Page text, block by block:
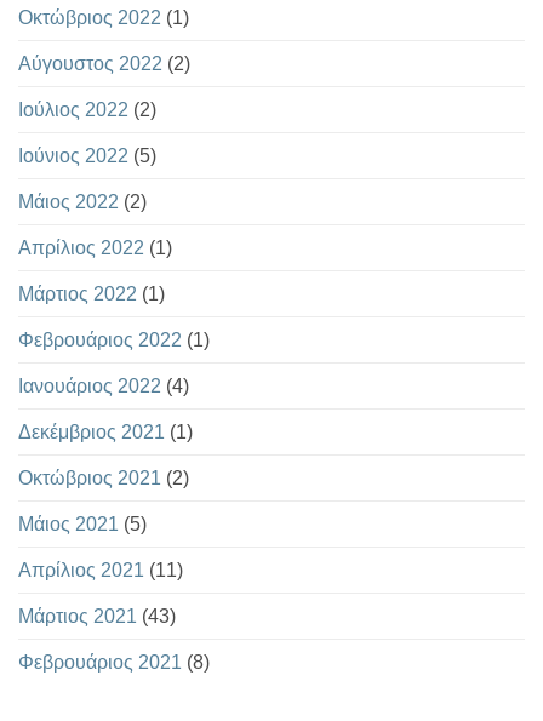
Οκτώβριος 2022 (1)
Αύγουστος 2022 (2)
Ιούλιος 2022 (2)
Ιούνιος 2022 (5)
Μάιος 2022 (2)
Απρίλιος 2022 (1)
Μάρτιος 2022 (1)
Φεβρουάριος 2022 (1)
Ιανουάριος 2022 (4)
Δεκέμβριος 2021 (1)
Οκτώβριος 2021 (2)
Μάιος 2021 (5)
Απρίλιος 2021 (11)
Μάρτιος 2021 (43)
Φεβρουάριος 2021 (8)